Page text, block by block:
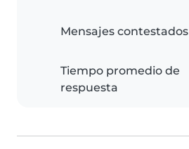
Mensajes contestados
Tiempo promedio de
respuesta